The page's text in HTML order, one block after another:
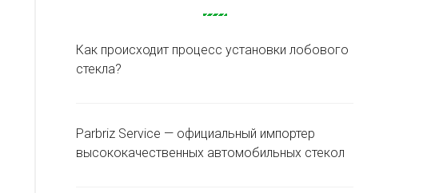
Как происходит процесс установки лобового
стекла?
Parbriz Service — официальный импортер
высококачественных автомобильных стекол